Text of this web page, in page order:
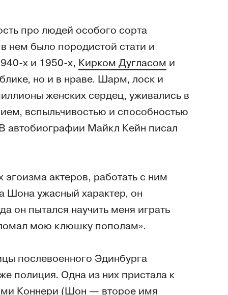
про людей особого сорта
нем было породистой стати и
х и 1950-х, Кирком Дугласом и
но и в нраве. Шарм, лоск и
женских сердец, уживались в
вспыльчивостью и способностью
автобиографии Майкл Кейн писал
актеров, работать с ним
Шона ужасный характер, он
он пытался научить меня играть
мою клюшку пополам».
послевоенного Эдинбурга
полиция. Одна из них пристала к
Коннери (Шон — второе имя